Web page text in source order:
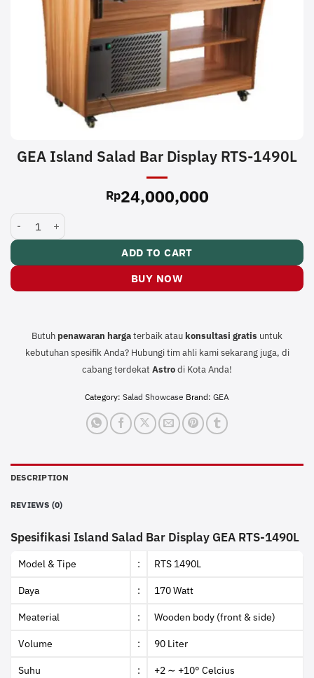
GEA Island Salad Bar Display RTS-1490L
Rp24,000,000
GEA Island Salad Bar Display RTS-1490L quantity
ADD TO CART
BUY NOW
Butuh penawaran hargaterbaik atau konsultasi gratis untuk
kebutuhan spesifik Anda? Hubungi tim ahli kami sekarang juga, di
cabang terdekat Astrodi Kota Anda!
Category: Salad Showcase Brand: GEA
DESCRIPTION
REVIEWS (0)
Spesifikasi Island Salad Bar Display GEA RTS-1490L
Model & Tipe : RTS 1490L
Daya : 170 Watt
Meaterial : Wooden body (front & side)
Volume : 90 Liter
Suhu : +2 ∼ +10° Celcius